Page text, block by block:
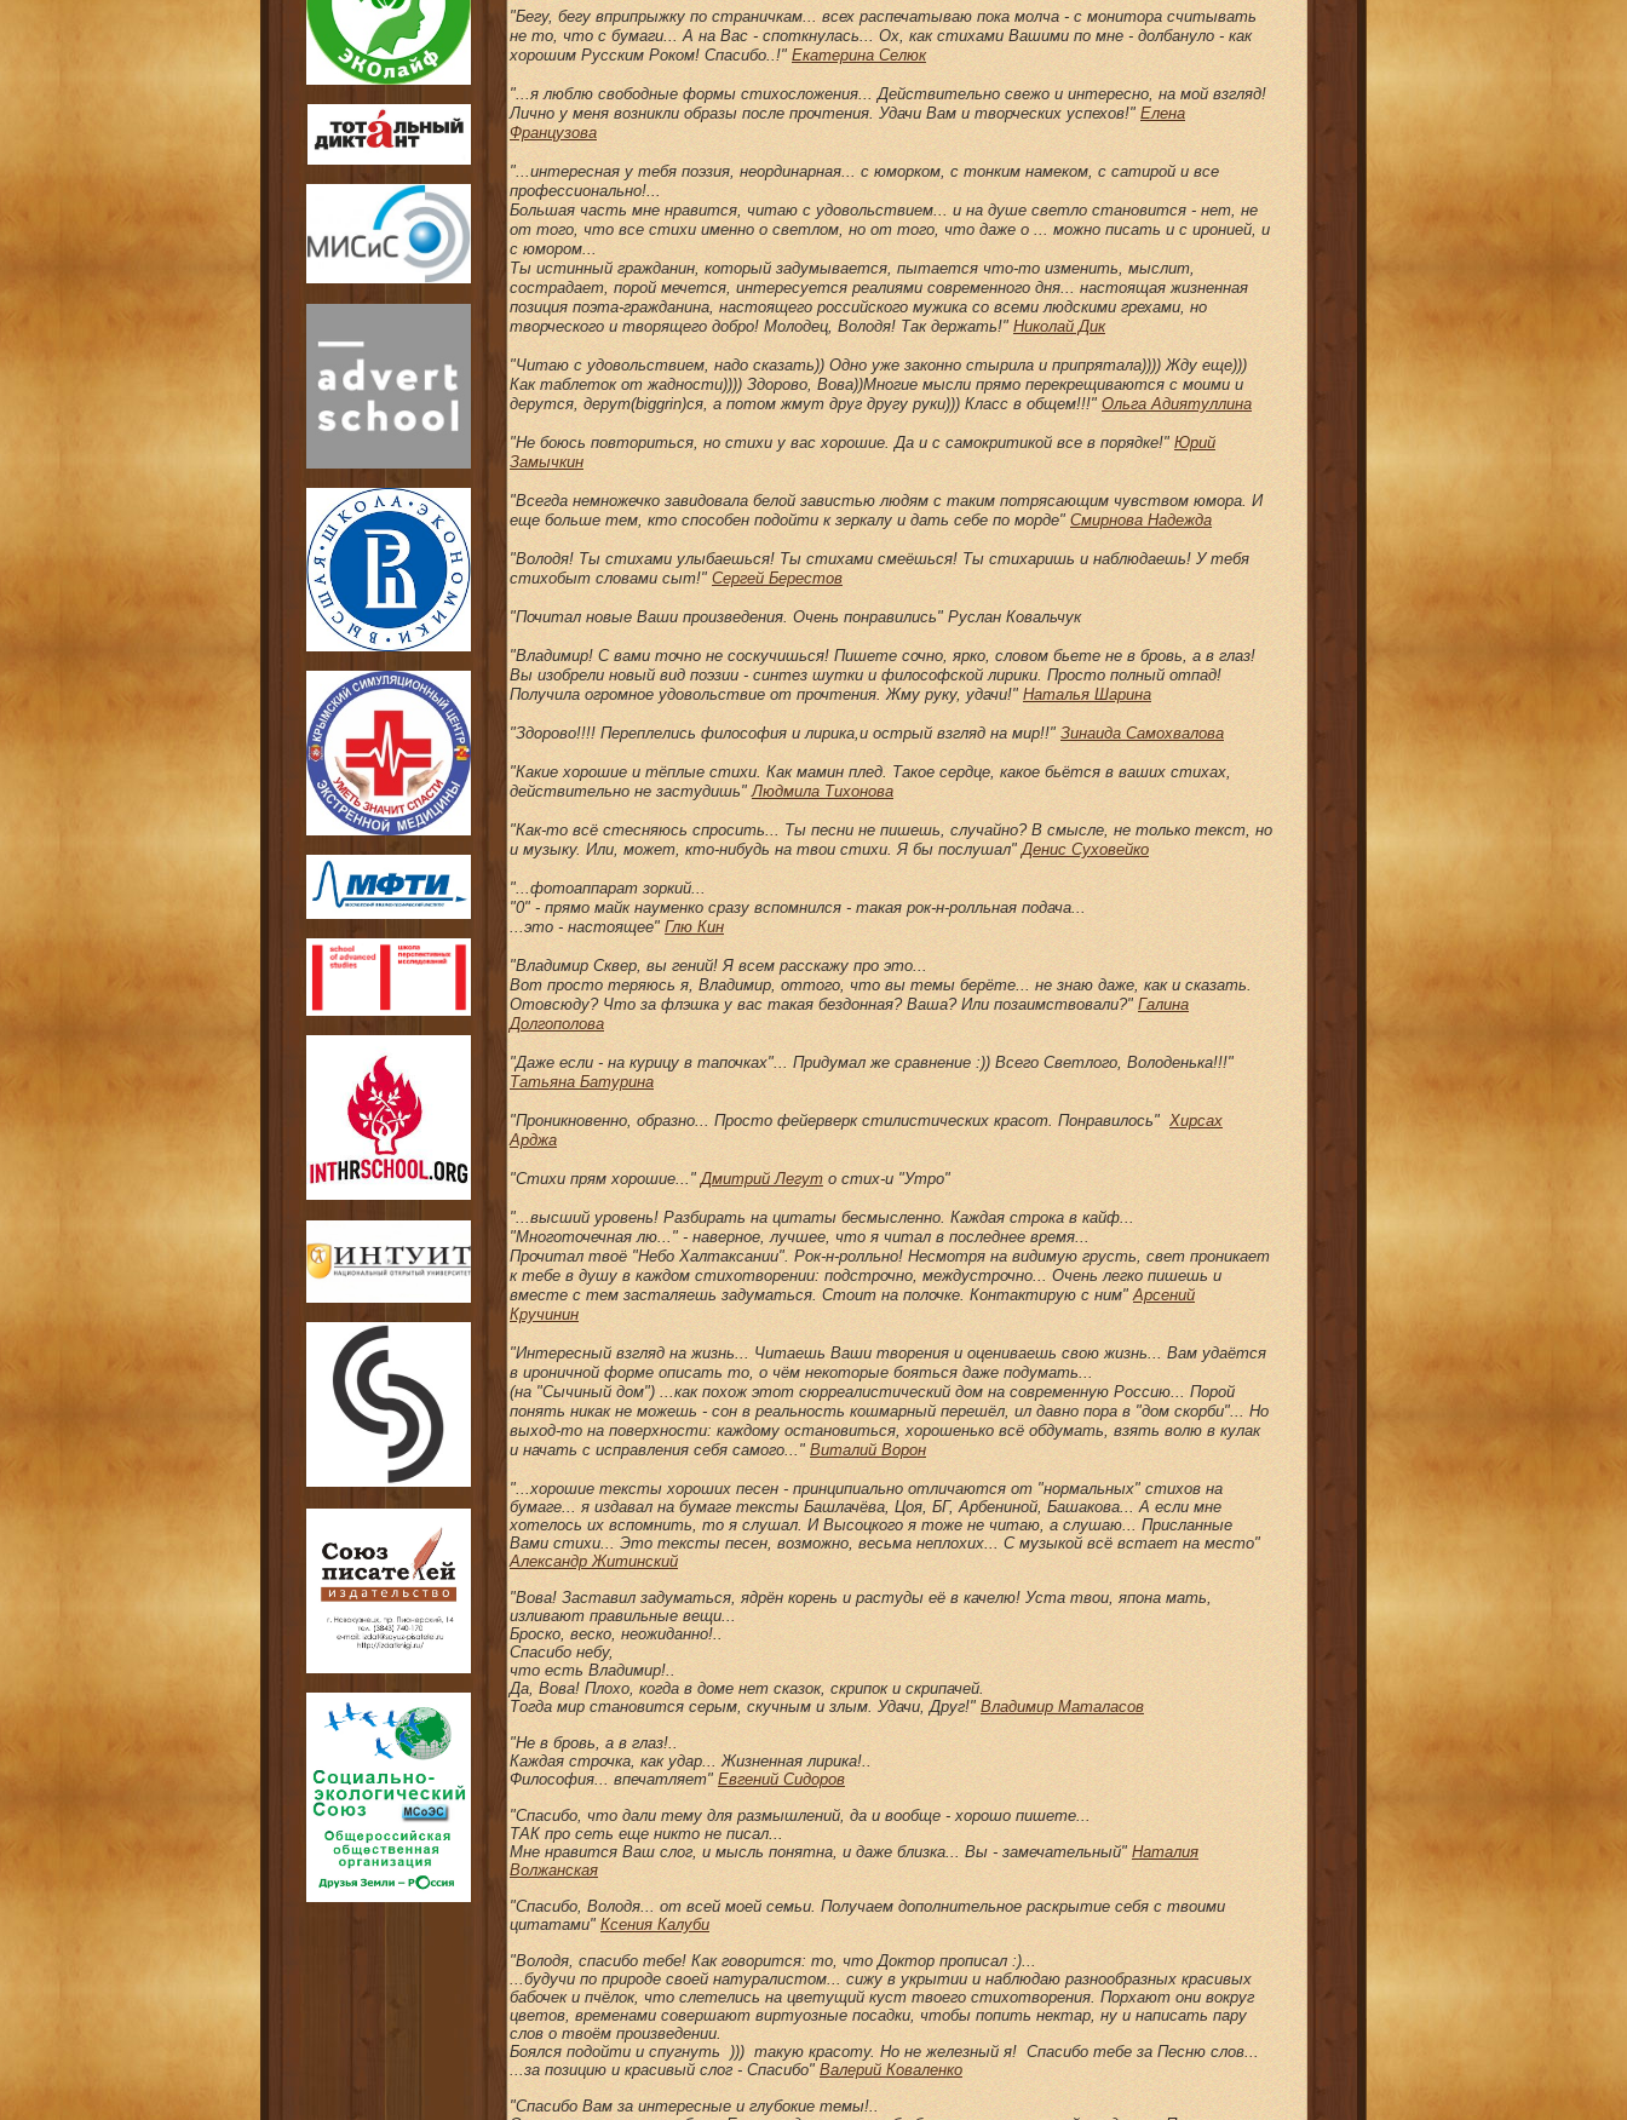
"Бегу, бегу вприпрыжку по страничкам... всех распечатываю пока молча - с монитора считывать
не то, что с бумаги... А на Вас - споткнулась... Ох, как стихами Вашими по мне - долбануло - как
хорошим Русским Роком! Спасибо..!" Екатерина Селюк
"...я люблю свободные формы стихосложения... Действительно свежо и интересно, на мой взгляд!
Лично у меня возникли образы после прочтения. Удачи Вам и творческих успехов!" Елена
Французова
"...интересная у тебя поэзия, неординарная... с юморком, с тонким намеком, с сатирой и все
профессионально!...
Большая часть мне нравится, читаю с удовольствием... и на душе светло становится - нет, не
от того, что все стихи именно о светлом, но от того, что даже о ... можно писать и с иронией, и
с юмором...
Ты истинный гражданин, который задумывается, пытается что-то изменить, мыслит,
сострадает, порой мечется, интересуется реалиями современного дня... настоящая жизненная
позиция поэта-гражданина, настоящего российского мужика со всеми людскими грехами, но
творческого и творящего добро! Молодец, Володя! Так держать!" Николай Дик
"Читаю с удовольствием, надо сказать)) Одно уже законно стырила и припрятала)))) Жду еще)))
Как таблеток от жадности)))) Здорово, Вова))Многие мысли прямо перекрещиваются с моими и
дерутся, дерут(biggrin)ся, а потом жмут друг другу руки))) Класс в общем!!!" Ольга Адиятуллина
"Не боюсь повториться, но стихи у вас хорошие. Да и с самокритикой все в порядке!" Юрий
Замычкин
"Всегда немножечко завидовала белой завистью людям с таким потрясающим чувством юмора. И
еще больше тем, кто способен подойти к зеркалу и дать себе по морде" Смирнова Надежда
"Володя! Ты стихами улыбаешься! Ты стихами смеёшься! Ты стихаришь и наблюдаешь! У тебя
стихобыт словами сыт!" Сергей Берестов
"Почитал новые Ваши произведения. Очень понравились" Руслан Ковальчук
"Владимир! С вами точно не соскучишься! Пишете сочно, ярко, словом бьете не в бровь, а в глаз!
Вы изобрели новый вид поэзии - синтез шутки и философской лирики. Просто полный отпад!
Получила огромное удовольствие от прочтения. Жму руку, удачи!" Наталья Шарина
"Здорово!!!! Переплелись философия и лирика,и острый взгляд на мир!!" Зинаида Самохвалова
"Какие хорошие и тёплые стихи. Как мамин плед. Такое сердце, какое бьётся в ваших стихах,
действительно не застудишь"Людмила Тихонова
"Как-то всё стесняюсь спросить... Ты песни не пишешь, случайно? В смысле, не только текст, но
и музыку. Или, может, кто-нибудь на твои стихи. Я бы послушал"Денис Суховейко
"...фотоаппарат зоркий...
"0" - прямо майк науменко сразу вспомнился - такая рок-н-ролльная подача...
...это - настоящее" Глю Кин
"Владимир Сквер, вы гений! Я всем расскажу про это...
Вот просто теряюсь я, Владимир, оттого, что вы темы берёте... не знаю даже, как и сказать.
Отовсюду? Что за флэшка у вас такая бездонная? Ваша? Или позаимствовали?" Галина
Долгополова
"Даже если - на курицу в тапочках"... Придумал же сравнение :)) Всего Светлого, Володенька!!!"
Татьяна Батурина
"Проникновенно, образно... Просто фейерверк стилистических красот. Понравилось" Хирсах
Арджа
"Стихи прям хорошие..."Дмитрий Легут о стих-и "Утро"
"...высший уровень! Разбирать на цитаты бесмысленно. Каждая строка в кайф...
"Многоточечная лю..." - наверное, лучшее, что я читал в последнее время...
Прочитал твоё "Небо Халтаксании". Рок-н-ролльно! Несмотря на видимую грусть, свет проникает
к тебе в душу в каждом стихотворении: подстрочно, междустрочно... Очень легко пишешь и
вместе с тем засталяешь задуматься. Стоит на полочке. Контактирую с ним"Арсений
Кручинин
"Интересный взгляд на жизнь... Читаешь Ваши творения и оцениваешь свою жизнь... Вам удаётся
в ироничной форме описать то, о чём некоторые бояться даже подумать...
(на "Сычиный дом") ...как похож этот сюрреалистический дом на современную Россию... Порой
понять никак не можешь - сон в реальность кошмарный перешёл, ил давно пора в "дом скорби"... Но
выход-то на поверхности: каждому остановиться, хорошенько всё обдумать, взять волю в кулак
и начать с исправления себя самого... " Виталий Ворон
"...хорошие тексты хороших песен - принципиально отличаются от "нормальных" стихов на
бумаге... я издавал на бумаге тексты Башлачёва, Цоя, БГ, Арбениной, Башакова... А если мне
хотелось их вспомнить, то я слушал. И Высоцкого я тоже не читаю, а слушаю... Присланные
Вами стихи... Это тексты песен, возможно, весьма неплохих... С музыкой всё встает на место"
Александр Житинский
"Вова! Заставил задуматься, ядрён корень и растуды её в качелю! Уста твои, япона мать,
изливают правильные вещи...
Броско, веско, неожиданно!..
Спасибо небу,
что есть Владимир!..
Да, Вова! Плохо, когда в доме нет сказок, скрипок и скрипачей.
Тогда мир становится серым, скучным и злым. Удачи, Друг!" Владимир Маталасов
"Не в бровь, а в глаз!..
Каждая строчка, как удар... Жизненная лирика!..
Философия... впечатляет" Евгений Сидоров
"Спасибо, что дали тему для размышлений, да и вообще - хорошо пишете...
ТАК про сеть еще никто не писал...
Мне нравится Ваш слог, и мысль понятна, и даже близка... Вы - замечательный" Наталия
Волжанская
"Спасибо, Володя... от всей моей семьи. Получаем дополнительное раскрытие себя с твоими
цитатами" Ксения Калуби
"Володя, спасибо тебе! Как говорится: то, что Доктор прописал :)...
...будучи по природе своей натуралистом... сижу в укрытии и наблюдаю разнообразных красивых
бабочек и пчёлок, что слетелись на цветущий куст твоего стихотворения. Порхают они вокруг
цветов, временами совершают виртуозные посадки, чтобы попить нектар, ну и написать пару
слов о твоём произведении.
Боялся подойти и спугнуть ))) такую красоту. Но не железный я! Спасибо тебе за Песню слов...
...за позицию и красивый слог - Спасибо" Валерий Коваленко
"Спасибо Вам за интересные и глубокие темы!..